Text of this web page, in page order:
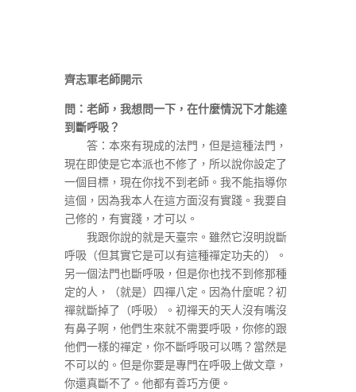
齊志軍老師開示
問：老師，我想問一下，在什麼情況下才能達
到斷呼吸？
答：本來有現成的法門，但是這種法門，
現在即使是它本派也不修了，所以說你設定了
一個目標，現在你找不到老師。我不能指導你
這個，因為我本人在這方面沒有實踐。我要自
己修的，有實踐，才可以。
我跟你說的就是天臺宗。雖然它沒明說斷
呼吸（但其實它是可以有這種禪定功夫的）。
另一個法門也斷呼吸，但是你也找不到修那種
定的人，（就是）四禪八定。因為什麼呢？初
禪就斷掉了（呼吸）。初禪天的天人沒有嘴沒
有鼻子啊，他們生來就不需要呼吸，你修的跟
他們一樣的禪定，你不斷呼吸可以嗎？當然是
不可以的。但是你要是專門在呼吸上做文章，
你還真斷不了。他都有善巧方便。